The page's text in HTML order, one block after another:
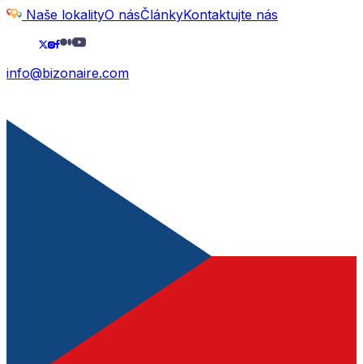
Naše lokalityO násČlánkyKontaktujte nás
info@bizonaire.com